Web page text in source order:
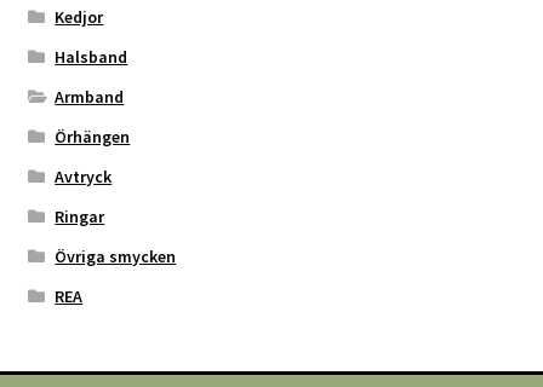
Kedjor
Halsband
Armband
Örhängen
Avtryck
Ringar
Övriga smycken
REA